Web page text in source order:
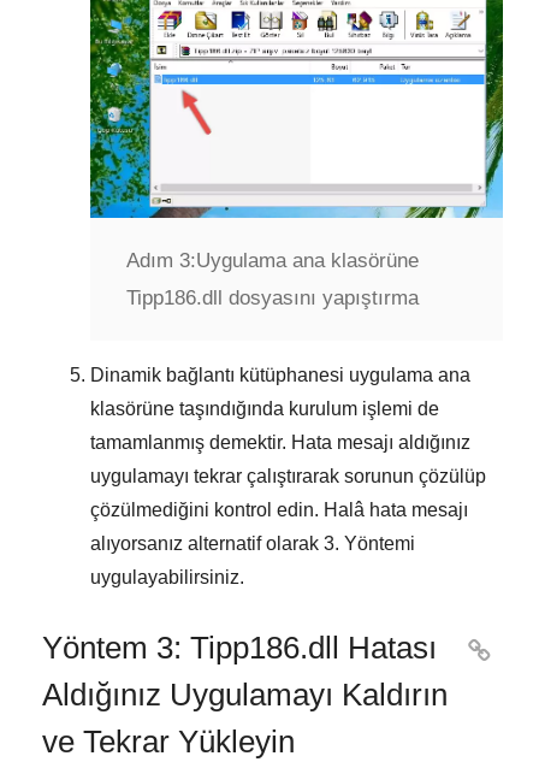
Adım 3:Uygulama ana klasörüne
Tipp186.dll dosyasını yapıştırma
Dinamik bağlantı kütüphanesi uygulama ana
klasörüne taşındığında kurulum işlemi de
tamamlanmış demektir. Hata mesajı aldığınız
uygulamayı tekrar çalıştırarak sorunun çözülüp
çözülmediğini kontrol edin. Halâ hata mesajı
alıyorsanız alternatif olarak 3. Yöntemi
uygulayabilirsiniz.
Yöntem 3: Tipp186.dll Hatası
Aldığınız Uygulamayı Kaldırın
ve Tekrar Yükleyin
